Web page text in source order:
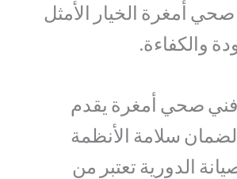
أمغرة الخيار الأمثل
والكفاءة.
فني صحي أمغرة يقدم
لضمان سلامة الأنظمة
الدورية تعتبر من